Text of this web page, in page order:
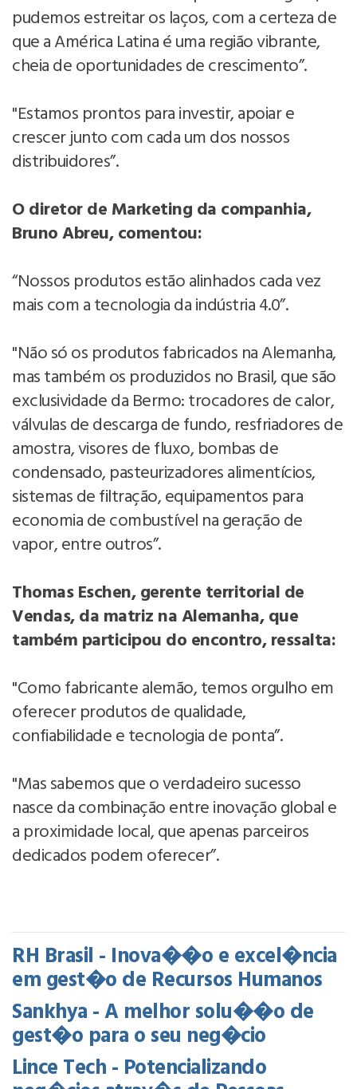
pudemos estreitar os laços, com a certeza de
que a América Latina é uma região vibrante,
cheia de oportunidades de crescimento”.
"Estamos prontos para investir, apoiar e
crescer junto com cada um dos nossos
distribuidores”.
O diretor de Marketing da companhia,
Bruno Abreu, comentou:
“Nossos produtos estão alinhados cada vez
mais com a tecnologia da indústria 4.0”.
"Não só os produtos fabricados na Alemanha,
mas também os produzidos no Brasil, que são
exclusividade da Bermo: trocadores de calor,
válvulas de descarga de fundo, resfriadores de
amostra, visores de fluxo, bombas de
condensado, pasteurizadores alimentícios,
sistemas de filtração, equipamentos para
economia de combustível na geração de
vapor, entre outros”.
Thomas Eschen, gerente territorial de
Vendas, da matriz na Alemanha, que
também participou do encontro, ressalta:
"Como fabricante alemão, temos orgulho em
oferecer produtos de qualidade,
confiabilidade e tecnologia de ponta”.
"Mas sabemos que o verdadeiro sucesso
nasce da combinação entre inovação global e
a proximidade local, que apenas parceiros
dedicados podem oferecer”.
RH Brasil - Inova��o e excel�ncia
em gest�o de Recursos Humanos
Sankhya - A melhor solu��o de
gest�o para o seu neg�cio
Lince Tech - Potencializando